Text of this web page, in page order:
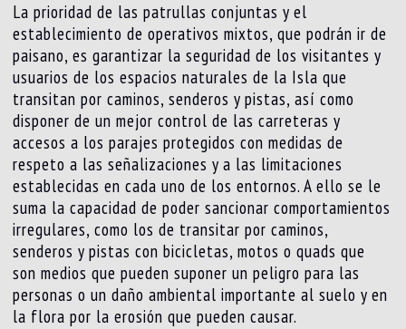
La prioridad de las patrullas conjuntas y el
establecimiento de operativos mixtos, que podrán ir de
paisano, es garantizar la seguridad de los visitantes y
usuarios de los espacios naturales de la Isla que
transitan por caminos, senderos y pistas, así como
disponer de un mejor control de las carreteras y
accesos a los parajes protegidos con medidas de
respeto a las señalizaciones y a las limitaciones
establecidas en cada uno de los entornos. A ello se le
suma la capacidad de poder sancionar comportamientos
irregulares, como los de transitar por caminos,
senderos y pistas con bicicletas, motos o quads que
son medios que pueden suponer un peligro para las
personas o un daño ambiental importante al suelo y en
la flora por la erosión que pueden causar.